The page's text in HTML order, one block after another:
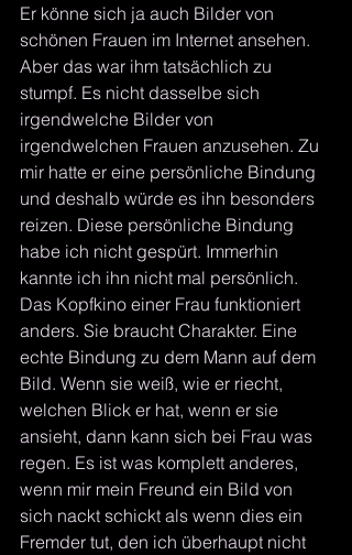
Er könne sich ja auch Bilder von
schönen Frauen im Internet ansehen.
Aber das war ihm tatsächlich zu
stumpf. Es nicht dasselbe sich
irgendwelche Bilder von
irgendwelchen Frauen anzusehen. Zu
mir hatte er eine persönliche Bindung
und deshalb würde es ihn besonders
reizen. Diese persönliche Bindung
habe ich nicht gespürt. Immerhin
kannte ich ihn nicht mal persönlich.
Das Kopfkino einer Frau funktioniert
anders. Sie braucht Charakter. Eine
echte Bindung zu dem Mann auf dem
Bild. Wenn sie weiß, wie er riecht,
welchen Blick er hat, wenn er sie
ansieht, dann kann sich bei Frau was
regen. Es ist was komplett anderes,
wenn mir mein Freund ein Bild von
sich nackt schickt als wenn dies ein
Fremder tut, den ich überhaupt nicht